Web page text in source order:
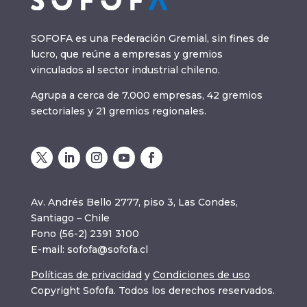
SOFOFA es una Federación Gremial, sin fines de
lucro, que reúne a empresas y gremios
vinculados al sector industrial chileno.
Agrupa a cerca de 7.000 empresas, 42 gremios
sectoriales y 21 gremios regionales.
Av. Andrés Bello 2777, piso 3, Las Condes,
Santiago – Chile
Fono (56-2) 2391 3100
E-mail: sofofa@sofofa.cl
Políticas de privacidad y Condiciones de uso
Copyright Sofofa. Todos los derechos reservados.